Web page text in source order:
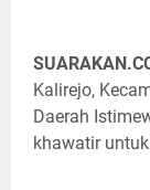
Kalirejo,
Daerah
khawatir